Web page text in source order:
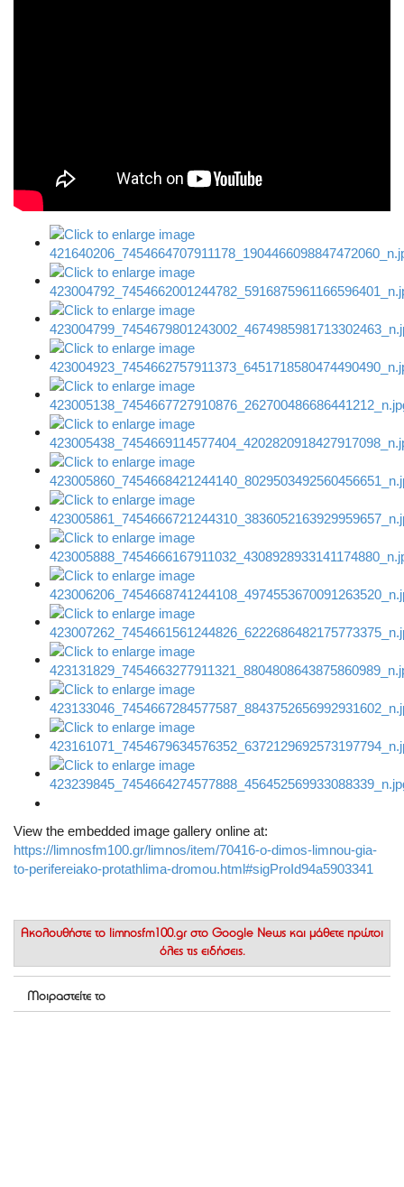
View the embedded image gallery online at:
https://limnosfm100.gr/limnos/item/70416-o-dimos-limnou-gia-
to-perifereiako-protathlima-dromou.html#sigProId94a5903341
Ακολουθήστε το limnosfm100.gr στο Google News και μάθετε πρώτοι
όλες τις ειδήσεις.
Μοιραστείτε το